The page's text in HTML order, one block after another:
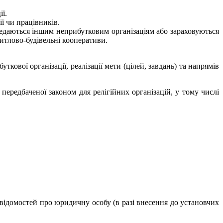
чи працівників.
іншим неприбутковим організаціям або зараховуються
будівельні кооперативи.
організації, реалізації мети (цілей, завдань) та напрямів
законом для релігійних організацій, у тому числі
про юридичну особу (в разі внесення до установчих